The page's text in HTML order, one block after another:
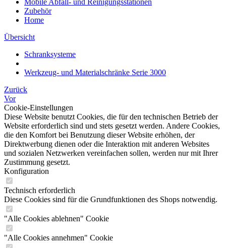
Mobile Abfall- und Reinigungsstationen
Zubehör
Home
Übersicht
Schranksysteme
Werkzeug- und Materialschränke Serie 3000
Zurück
Vor
Cookie-Einstellungen
Diese Website benutzt Cookies, die für den technischen Betrieb der
Website erforderlich sind und stets gesetzt werden. Andere Cookies,
die den Komfort bei Benutzung dieser Website erhöhen, der
Direktwerbung dienen oder die Interaktion mit anderen Websites
und sozialen Netzwerken vereinfachen sollen, werden nur mit Ihrer
Zustimmung gesetzt.
Konfiguration
Technisch erforderlich
Diese Cookies sind für die Grundfunktionen des Shops notwendig.
"Alle Cookies ablehnen" Cookie
"Alle Cookies annehmen" Cookie